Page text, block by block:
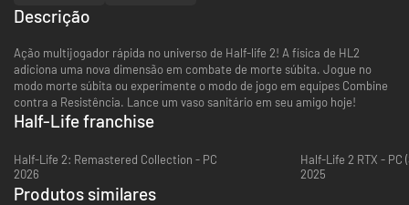
Descrição
Ação multijogador rápida no universo de Half-life 2! A física de HL2
adiciona uma nova dimensão em combate de morte súbita. Jogue no
modo morte súbita ou experimente o modo de jogo em equipes Combine
contra a Resistência. Lance um vaso sanitário em seu amigo hoje!
Half-Life franchise
Half-Life 2: Remastered Collection - PC
2026
Half-Life 2 RTX - PC
2025
Produtos similares